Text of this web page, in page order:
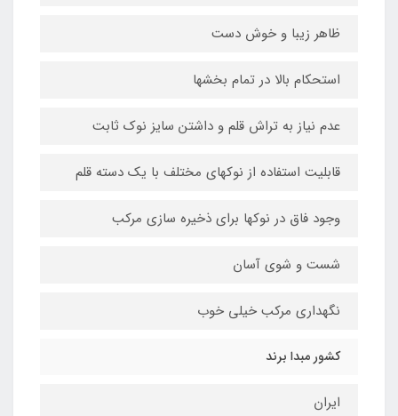
ظاهر زیبا و خوش دست
استحکام بالا در تمام بخشها
عدم نیاز به تراش قلم و داشتن سایز نوک ثابت
قابلیت استفاده از نوکهای مختلف با یک دسته قلم
وجود فاق در نوکها برای ذخیره سازی مرکب
شست و شوی آسان
نگهداری مرکب خیلی خوب
کشور مبدا برند
ایران